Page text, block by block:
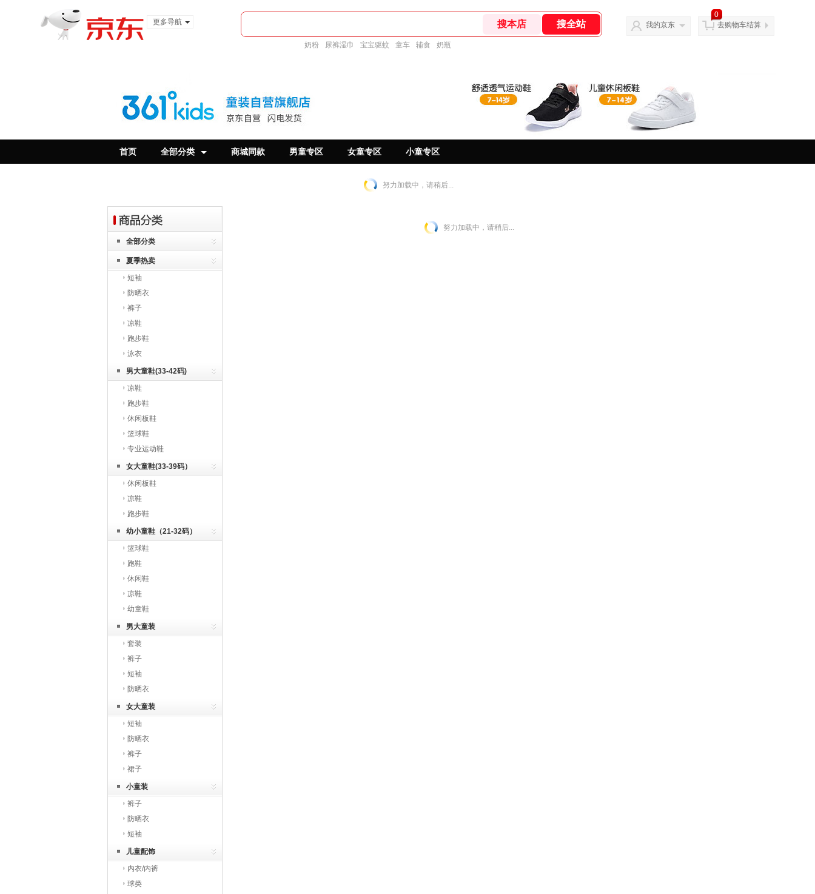
更多导航
奶粉 尿裤湿巾 宝宝驱蚊 童车 辅食 奶瓶
我的京东
0
去购物车结算
首页 全部分类 商城同款 男童专区 女童专区 小童专区
努力加载中，请稍后...
全部分类
夏季热卖
短袖
防晒衣
裤子
凉鞋
跑步鞋
泳衣
男大童鞋(33-42码)
凉鞋
跑步鞋
休闲板鞋
篮球鞋
专业运动鞋
女大童鞋(33-39码）
休闲板鞋
凉鞋
跑步鞋
幼小童鞋（21-32码）
篮球鞋
跑鞋
休闲鞋
凉鞋
幼童鞋
男大童装
套装
裤子
短袖
防晒衣
女大童装
短袖
防晒衣
裤子
裙子
小童装
裤子
防晒衣
短袖
儿童配饰
内衣/内裤
球类
努力加载中，请稍后...